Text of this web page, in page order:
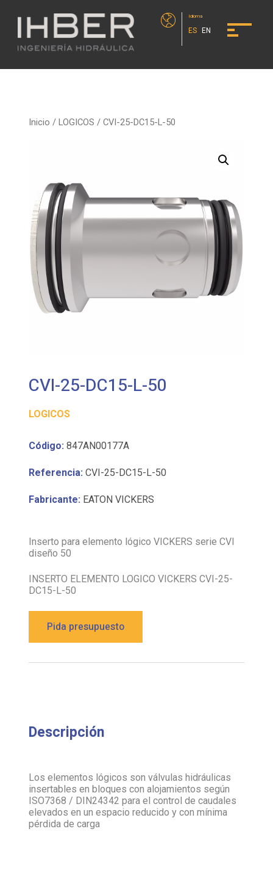
Idioma
ES EN
Inicio /LOGICOS / CVI-25-DC15-L-50
CVI-25-DC15-L-50
LOGICOS
Código: 847AN00177A
Referencia: CVI-25-DC15-L-50
Fabricante: EATON VICKERS
Inserto para elemento lógico VICKERS serie CVI
diseño 50
INSERTO ELEMENTO LOGICO VICKERS CVI-25-
DC15-L-50
Pida presupuesto
Descripción
Los elementos lógicos son válvulas hidráulicas
insertables en bloques con alojamientos según
ISO7368 / DIN24342 para el control de caudales
elevados en un espacio reducido y con mínima
pérdida de carga